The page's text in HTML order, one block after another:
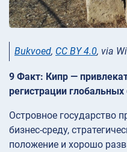
Bukvoed, CC BY 4.0, via
9 Факт: Кипр —
регистрации
Островное государство
бизнес-среду,
положение и хорошо